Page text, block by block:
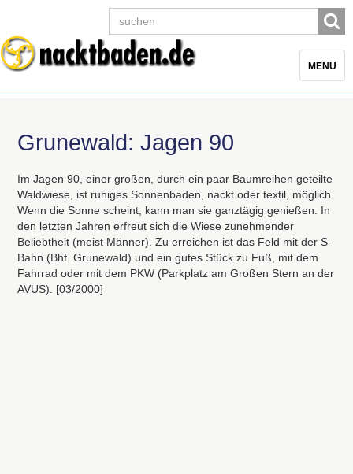
Toggle
MENU
Grunewald: Jagen 90
Im Jagen 90, einer großen, durch ein paar Baumreihen geteilte
Waldwiese, ist ruhiges Sonnenbaden, nackt oder textil, möglich.
Wenn die Sonne scheint, kann man sie ganztägig genießen. In
den letzten Jahren erfreut sich die Wiese zunehmender
Beliebtheit (meist Männer). Zu erreichen ist das Feld mit der S-
Bahn (Bhf. Grunewald) und ein gutes Stück zu Fuß, mit dem
Fahrrad oder mit dem PKW (Parkplatz am Großen Stern an der
AVUS). [03/2000]